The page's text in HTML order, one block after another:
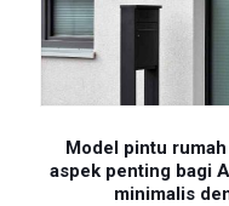
Model pintu
aspek penting bagi
minimalis